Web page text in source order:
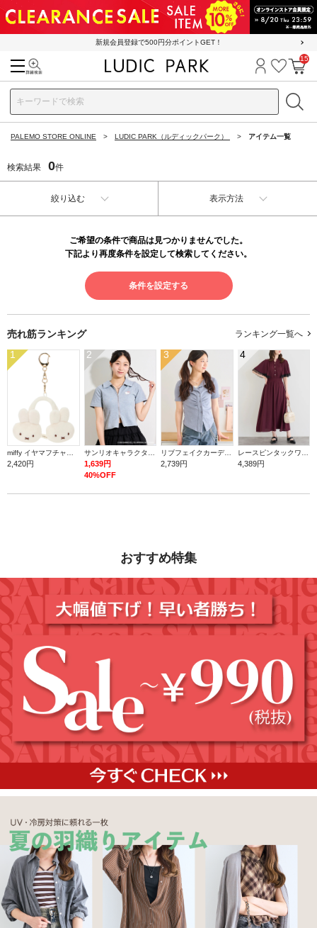
新規会員登録で500円分ポイントGET！
ログイン
お気に
カ
15
PALEMO STORE ONLINE LUDIC PARK（ルディックパーク） アイテム一覧
検索結果 0件
絞り込む 表示方法
ご希望の条件で商品は見つかりませんでした。
下記より再度条件を設定して検索してください。
条件を設定する
売れ筋ランキング ランキング一覧へ
1
2,420円
2
1,639円
40%OFF
3
リブフェイクカーディガン
2,739円
4
4,389円
おすすめ特集